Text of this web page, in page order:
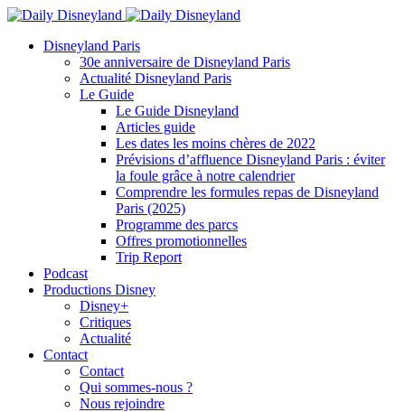
Disneyland Paris
30e anniversaire de Disneyland Paris
Actualité Disneyland Paris
Le Guide
Le Guide Disneyland
Articles guide
Les dates les moins chères de 2022
Prévisions d’affluence Disneyland Paris : éviter
la foule grâce à notre calendrier
Comprendre les formules repas de Disneyland
Paris (2025)
Programme des parcs
Offres promotionnelles
Trip Report
Podcast
Productions Disney
Disney+
Critiques
Actualité
Contact
Contact
Qui sommes-nous ?
Nous rejoindre